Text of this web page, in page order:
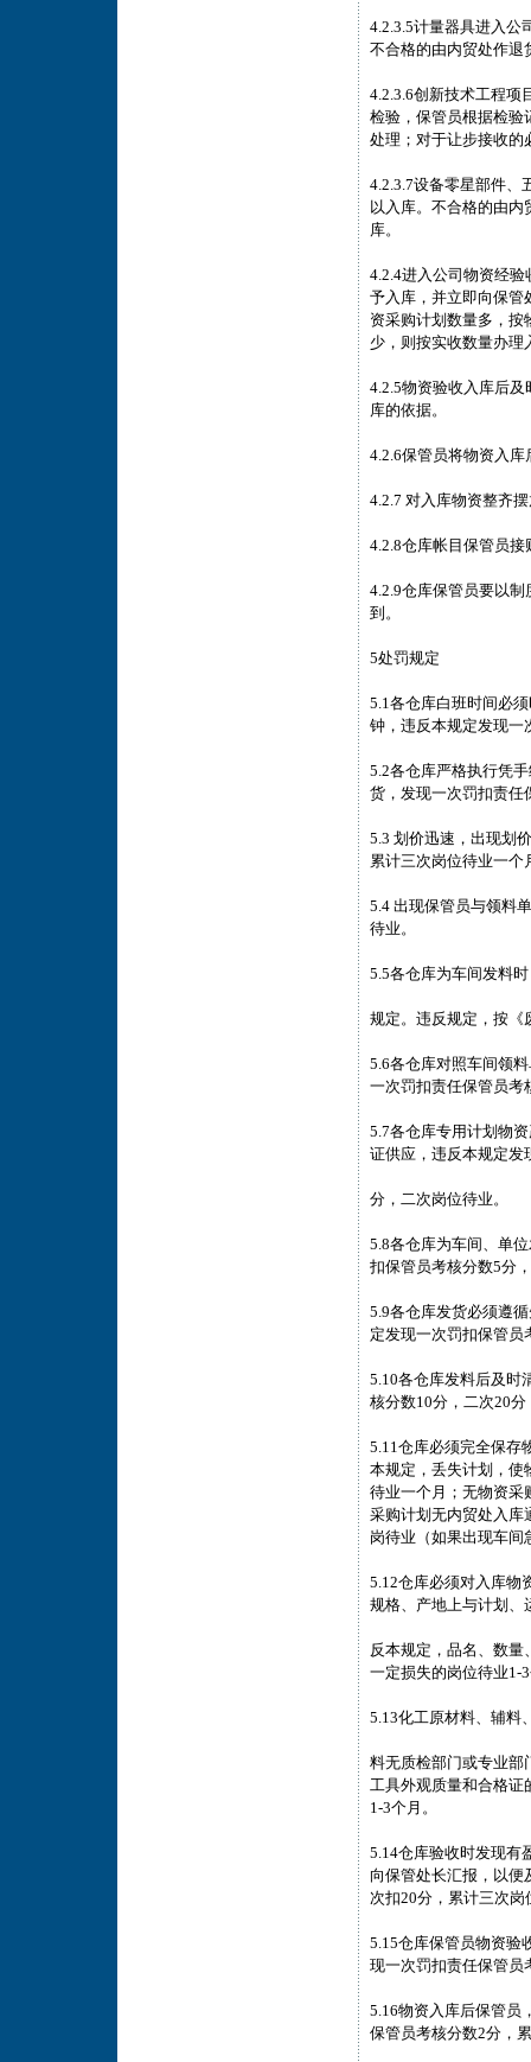
4.2.3.5计量器具进入公
不合格的由内贸处作退
4.2.3.6创新技术工程项
检验，保管员根据检验
处理；对于让步接收的
4.2.3.7设备零星部件、
以入库。不合格的由
库。
4.2.4进入公司物资经
予入库，并立即向保管
资采购计划数量多，按
少，则按实收数量办理
4.2.5物资验收入库后
库的依据。
4.2.6保管员将物资入
4.2.7 对入库物资整齐
4.2.8仓库帐目保管员
4.2.9仓库保管员要以
到。
5处罚规定
5.1各仓库白班时间必
钟，违反本规定发现一
5.2各仓库严格执行凭
货，发现一次罚扣责任
5.3 划价迅速，出现划
累计三次岗位待业一个
5.4 出现保管员与领料
待业。
5.5各仓库为车间发料
规定。违反规定，按《
5.6各仓库对照车间领
一次罚扣责任保管员考
5.7各仓库专用计划物
证供应，违反本规定发
分，二次岗位待业。
5.8各仓库为车间、单
扣保管员考核分数5分
5.9各仓库发货必须遵
定发现一次罚扣保管员
5.10各仓库发料后及时
核分数10分，二次20
5.11仓库必须完全保存
本规定，丢失计划，使
待业一个月；无物资采
采购计划无内贸处入库
岗待业（如果出现车间
5.12仓库必须对入库物
规格、产地上与计划、
反本规定，品名、数
一定损失的岗位待业1-
5.13化工原材料、辅料
料无质检部门或专业部
工具外观质量和合格
1-3个月。
5.14仓库验收时发现有
向保管处长汇报，以便
次扣20分，累计三次岗
5.15仓库保管员物资验
现一次罚扣责任保管员
5.16物资入库后保管员
保管员考核分数2分，